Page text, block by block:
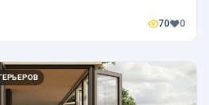
70 0